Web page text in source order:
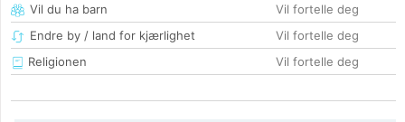
Vil du ha barn
Vil fortelle deg
Endre by / land for kjærlighet
Vil fortelle deg
Religionen
Vil fortelle deg